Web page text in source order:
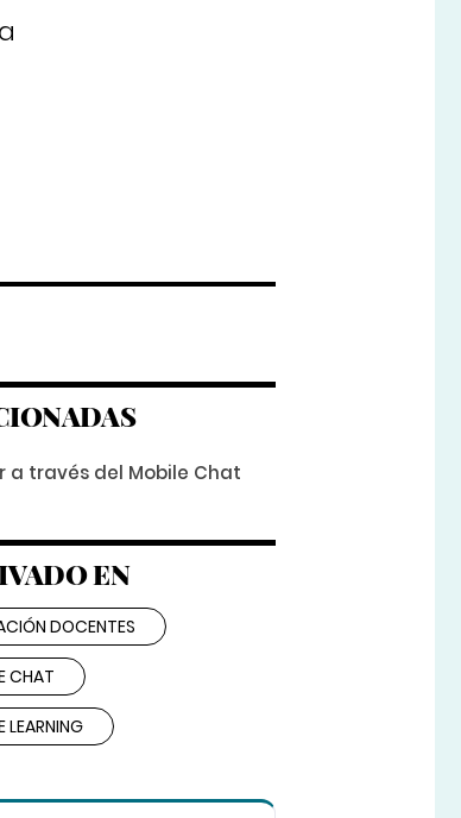
a través del Mobile Chat
EN
DOCENTES
CHAT
LEARNING